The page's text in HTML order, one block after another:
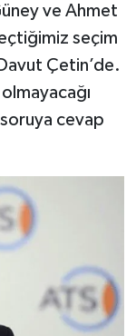
ve Ahmet
seçim
Çetin’de.
cevap